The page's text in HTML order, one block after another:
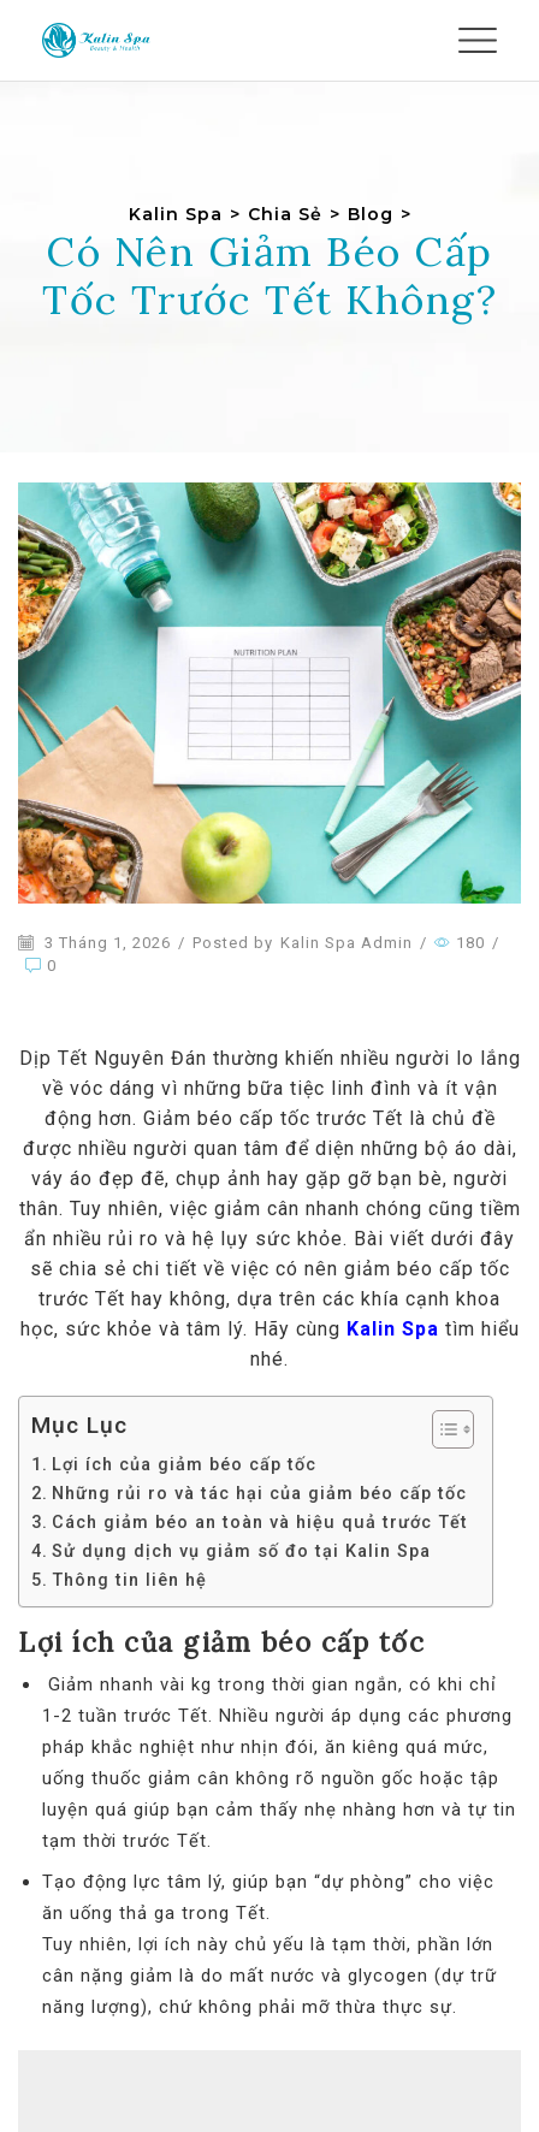
Kalin Spa > Chia Sẻ > Blog >
Có Nên Giảm Béo Cấp
Tốc Trước Tết Không?
3 Tháng 1, 2026 / Posted by Kalin Spa Admin / 180 /
0
Dịp Tết Nguyên Đán thường khiến nhiều người lo lắng
về vóc dáng vì những bữa tiệc linh đình và ít vận
động hơn. Giảm béo cấp tốc trước Tết là chủ đề
được nhiều người quan tâm để diện những bộ áo dài,
váy áo đẹp đẽ, chụp ảnh hay gặp gỡ bạn bè, người
thân. Tuy nhiên, việc giảm cân nhanh chóng cũng tiềm
ẩn nhiều rủi ro và hệ lụy sức khỏe. Bài viết dưới đây
sẽ chia sẻ chi tiết về việc có nên giảm béo cấp tốc
trước Tết hay không, dựa trên các khía cạnh khoa
học, sức khỏe và tâm lý. Hãy cùng Kalin Spa tìm hiểu
nhé.
Mục Lục
Lợi ích của giảm béo cấp tốc
Những rủi ro và tác hại của giảm béo cấp tốc
Cách giảm béo an toàn và hiệu quả trước Tết
Sử dụng dịch vụ giảm số đo tại Kalin Spa
Thông tin liên hệ
Lợi ích của giảm béo cấp tốc
Giảm nhanh vài kg trong thời gian ngắn, có khi chỉ
1-2 tuần trước Tết. Nhiều người áp dụng các phương
pháp khắc nghiệt như nhịn đói, ăn kiêng quá mức,
uống thuốc giảm cân không rõ nguồn gốc hoặc tập
luyện quá giúp bạn cảm thấy nhẹ nhàng hơn và tự tin
tạm thời trước Tết.
Tạo động lực tâm lý, giúp bạn “dự phòng” cho việc
ăn uống thả ga trong Tết.
Tuy nhiên, lợi ích này chủ yếu là tạm thời, phần lớn
cân nặng giảm là do mất nước và glycogen (dự trữ
năng lượng), chứ không phải mỡ thừa thực sự.